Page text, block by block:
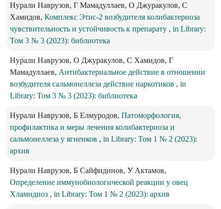
Нурали Наврузов, Г Мамадуллаев, О Джуракулов, С
Хамидов, Комплекс Этис-2 возбудителя колибактериоза
чувствительность и устойчивость к препарату , in Library:
Том 3 № 3 (2023): библиотека
Нурали Наврузов, О Джуракулов, С Хамидов, Г
Мамадуллаев, Антибактериальное действие в отношении
возбудителя сальмонеллеза действие наркотиков , in
Library: Том 3 № 3 (2023): библиотека
Нурали Наврузов, Б Елмуродов, Патоморфология,
профилактика и меры лечения колибактериоза и
сальмонеллеза у ягненков , in Library: Том 1 № 2 (2023):
архив
Нурали Наврузов, Б Сайфидинов, У Актамов,
Определение иммунобиологической реакции у овец
Хламидиоз , in Library: Том 1 № 2 (2023): архив